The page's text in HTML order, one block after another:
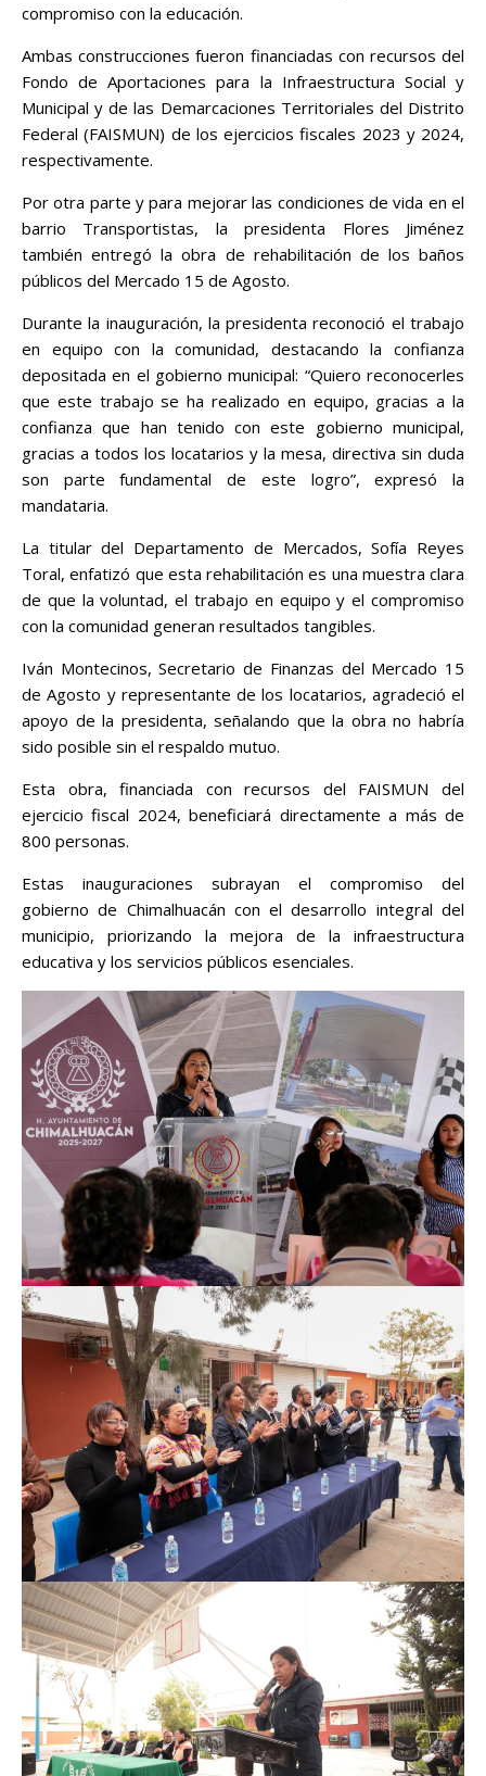
compromiso con la educación.
Ambas construcciones fueron financiadas con recursos del
Fondo de Aportaciones para la Infraestructura Social y
Municipal y de las Demarcaciones Territoriales del Distrito
Federal (FAISMUN) de los ejercicios fiscales 2023 y 2024,
respectivamente.
Por otra parte y para mejorar las condiciones de vida en el
barrio Transportistas, la presidenta Flores Jiménez
también entregó la obra de rehabilitación de los baños
públicos del Mercado 15 de Agosto.
Durante la inauguración, la presidenta reconoció el trabajo
en equipo con la comunidad, destacando la confianza
depositada en el gobierno municipal: “Quiero reconocerles
que este trabajo se ha realizado en equipo, gracias a la
confianza que han tenido con este gobierno municipal,
gracias a todos los locatarios y la mesa, directiva sin duda
son parte fundamental de este logro”, expresó la
mandataria.
La titular del Departamento de Mercados, Sofía Reyes
Toral, enfatizó que esta rehabilitación es una muestra clara
de que la voluntad, el trabajo en equipo y el compromiso
con la comunidad generan resultados tangibles.
Iván Montecinos, Secretario de Finanzas del Mercado 15
de Agosto y representante de los locatarios, agradeció el
apoyo de la presidenta, señalando que la obra no habría
sido posible sin el respaldo mutuo.
Esta obra, financiada con recursos del FAISMUN del
ejercicio fiscal 2024, beneficiará directamente a más de
800 personas.
Estas inauguraciones subrayan el compromiso del
gobierno de Chimalhuacán con el desarrollo integral del
municipio, priorizando la mejora de la infraestructura
educativa y los servicios públicos esenciales.